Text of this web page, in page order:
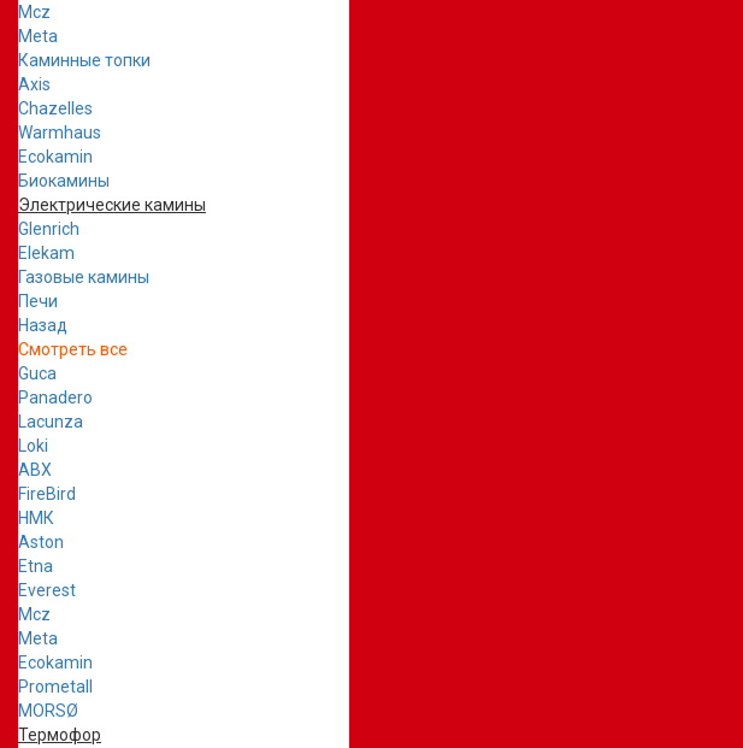
Mcz
Meta
Каминные топки
Axis
Chazelles
Warmhaus
Ecokamin
Биокамины
Электрические камины
Glenrich
Elekam
Газовые камины
Печи
Назад
Смотреть все
Guca
Panadero
Lacunza
Loki
ABX
FireBird
НМК
Aston
Etna
Everest
Mcz
Meta
Ecokamin
Prometall
MORSØ
Термофор